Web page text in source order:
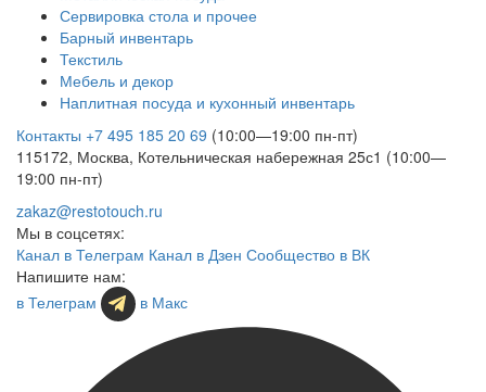
Сервировка стола и прочее
Барный инвентарь
Текстиль
Мебель и декор
Наплитная посуда и кухонный инвентарь
Контакты +7 495 185 20 69 (10:00—19:00 пн-пт)
115172, Москва, Котельническая набережная 25с1 (10:00—
19:00 пн-пт)
zakaz@restotouch.ru
Мы в соцсетях:
Канал в Телеграм Канал в Дзен Сообщество в ВК
Напишите нам:
в Телеграм
в Макс